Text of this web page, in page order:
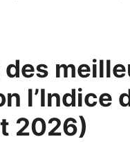
l’Indice
2026)